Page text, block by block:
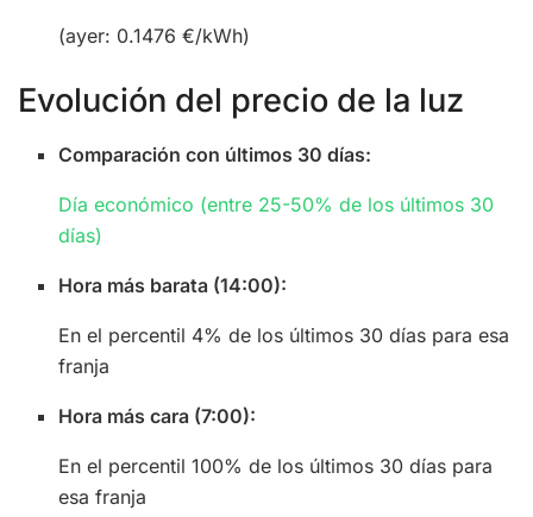
(ayer: 0.1476 €/kWh)
Evolución del precio de la luz
Comparación con últimos 30 días:
Día económico (entre 25-50% de los últimos 30
días)
Hora más barata (14:00):
En el percentil 4% de los últimos 30 días para esa
franja
Hora más cara (7:00):
En el percentil 100% de los últimos 30 días para
esa franja